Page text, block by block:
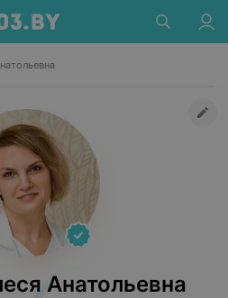
Анатольевна